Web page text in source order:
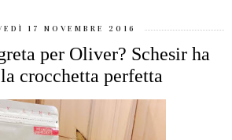
17 NOVEMBRE 2016
per Oliver? Schesir ha
crocchetta perfetta